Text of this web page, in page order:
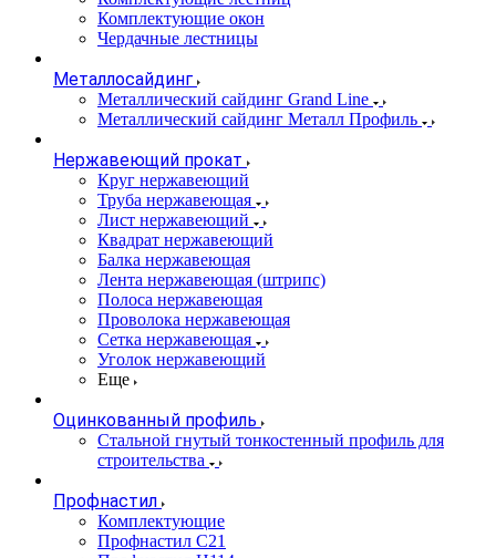
Комплектующие окон
Чердачные лестницы
Металлосайдинг
Металлический сайдинг Grand Line
Металлический сайдинг Металл Профиль
Нержавеющий прокат
Круг нержавеющий
Труба нержавеющая
Лист нержавеющий
Квадрат нержавеющий
Балка нержавеющая
Лента нержавеющая (штрипс)
Полоса нержавеющая
Проволока нержавеющая
Сетка нержавеющая
Уголок нержавеющий
Еще
Оцинкованный профиль
Стальной гнутый тонкостенный профиль для
строительства
Профнастил
Комплектующие
Профнастил C21